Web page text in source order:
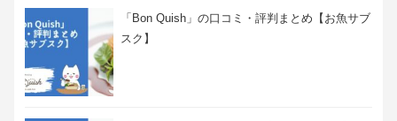
「Bon Quish」の口コミ・評判まとめ【お魚サブ
スク】